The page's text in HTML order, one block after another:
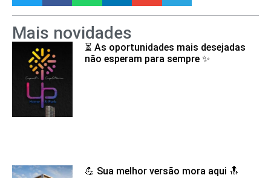
Mais novidades
⏳ As oportunidades mais desejadas
não esperam para sempre ✨
💪 Sua melhor versão mora aqui 🔝